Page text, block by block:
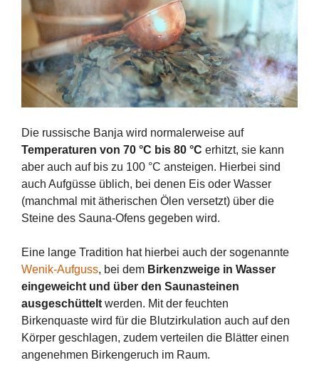
Die russische Banja wird normalerweise auf
Temperaturen von 70 °C bis 80 °C erhitzt, sie kann
aber auch auf bis zu 100 °C ansteigen. Hierbei sind
auch Aufgüsse üblich, bei denen Eis oder Wasser
(manchmal mit ätherischen Ölen versetzt) über die
Steine des Sauna-Ofens gegeben wird.
Eine lange Tradition hat hierbei auch der sogenannte
Wenik-Aufguss, bei dem Birkenzweige in Wasser
eingeweicht und über den Saunasteinen
ausgeschüttelt werden. Mit der feuchten
Birkenquaste wird für die Blutzirkulation auch auf den
Körper geschlagen, zudem verteilen die Blätter einen
angenehmen Birkengeruch im Raum.